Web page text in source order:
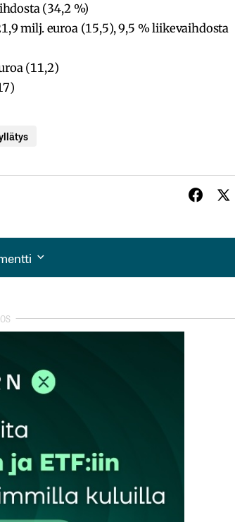
(34,2 %)
milj. euroa (15,5), 9,5 % liikevaihdosta
(11,2)